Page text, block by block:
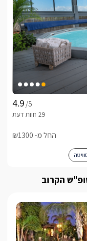
בקתות עץ אורן -
/5
החל מ- ₪1300
הקרוב